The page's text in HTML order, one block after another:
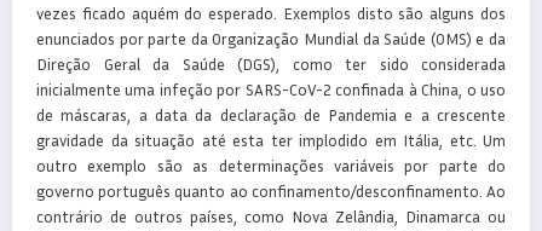
vezes ficado aquém do esperado. Exemplos disto são alguns dos
enunciados por parte da Organização Mundial da Saúde (OMS) e da
Direção Geral da Saúde (DGS), como ter sido considerada
inicialmente uma infeção por SARS-CoV-2 confinada à China, o uso
de máscaras, a data da declaração de Pandemia e a crescente
gravidade da situação até esta ter implodido em Itália, etc. Um
outro exemplo são as determinações variáveis por parte do
governo português quanto ao confinamento/desconfinamento. Ao
contrário de outros países, como Nova Zelândia, Dinamarca ou